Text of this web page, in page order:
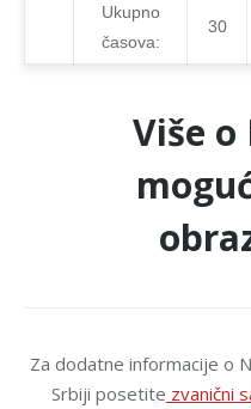
Ukupno
časova:
30
Više o
Za dodatne informacije o
Srbiji posetite zvanični